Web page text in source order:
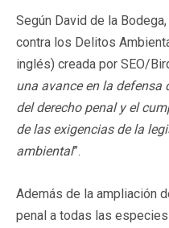
Según David de la
contra los Delitos
inglés) creada por SEO/
una avance en la defensa
del derecho penal y el
de las exigencias de la
ambiental”.
Además de la ampliación
penal a todas las